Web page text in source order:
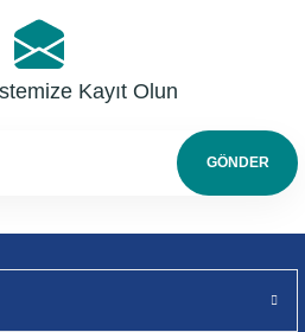
Kayıt Olun
GÖNDER